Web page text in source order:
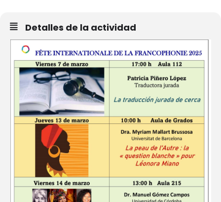
Detalles de la actividad